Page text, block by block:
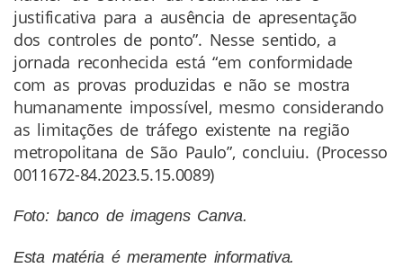
justificativa para a ausência de apresentação
dos controles de ponto”. Nesse sentido, a
jornada reconhecida está “em conformidade
com as provas produzidas e não se mostra
humanamente impossível, mesmo considerando
as limitações de tráfego existente na região
metropolitana de São Paulo”, concluiu. (Processo
0011672-84.2023.5.15.0089)
Foto: banco de imagens Canva.
Esta matéria é meramente informativa.